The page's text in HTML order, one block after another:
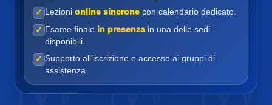
✓ Lezioni online sincrone con calendario dedicato.
✓ Esame finale in presenzain una delle sedi
disponibili.
✓ Supporto all’iscrizione e accesso ai gruppi di
assistenza.